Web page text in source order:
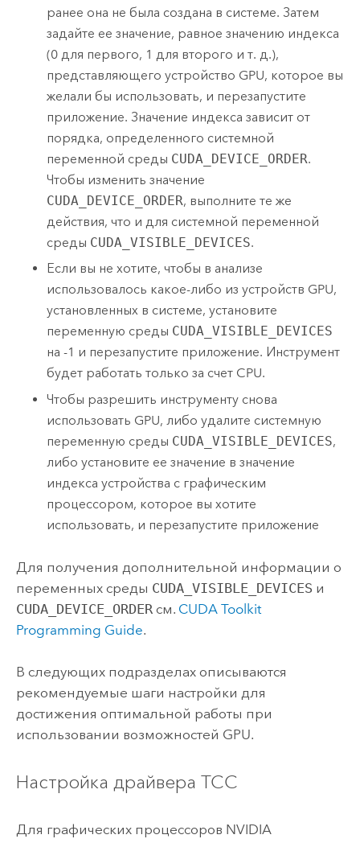
ранее она не была создана в системе. Затем
задайте ее значение, равное значению индекса
(0 для первого, 1 для второго и т. д.),
представляющего устройство GPU, которое вы
желали бы использовать, и перезапустите
приложение. Значение индекса зависит от
порядка, определенного системной
переменной среды CUDA_DEVICE_ORDER.
Чтобы изменить значение
CUDA_DEVICE_ORDER, выполните те же
действия, что и для системной переменной
среды CUDA_VISIBLE_DEVICES.
Если вы не хотите, чтобы в анализе
использовалось какое-либо из устройств GPU,
установленных в системе, установите
переменную среды CUDA_VISIBLE_DEVICES
на -1 и перезапустите приложение. Инструмент
будет работать только за счет CPU.
Чтобы разрешить инструменту снова
использовать GPU, либо удалите системную
переменную среды CUDA_VISIBLE_DEVICES,
либо установите ее значение в значение
индекса устройства с графическим
процессором, которое вы хотите
использовать, и перезапустите приложение
Для получения дополнительной информации о
переменных среды CUDA_VISIBLE_DEVICES и
CUDA_DEVICE_ORDERсм. CUDA Toolkit
Programming Guide.
В следующих подразделах описываются
рекомендуемые шаги настройки для
достижения оптимальной работы при
использовании возможностей GPU.
Настройка драйвера TCC
Для графических процессоров NVIDIA